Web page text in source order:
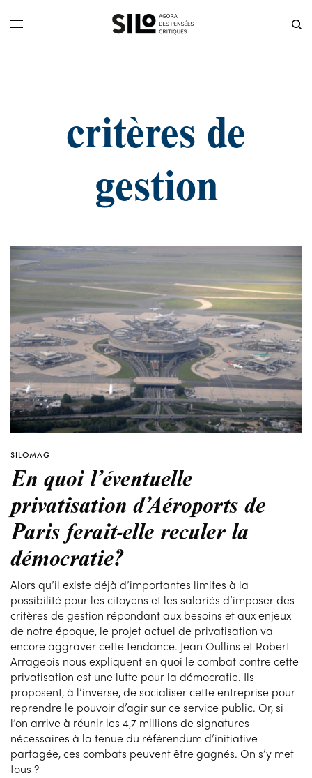
critères de
gestion
SILOMAG
En quoi l’éventuelle
privatisation d’Aéroports de
Paris ferait-elle reculer la
démocratie?
Alors qu’il existe déjà d’importantes limites à la
possibilité pour les citoyens et les salariés d’imposer des
critères de gestion répondant aux besoins et aux enjeux
de notre époque, le projet actuel de privatisation va
encore aggraver cette tendance. Jean Oullins et Robert
Arrageois nous expliquent en quoi le combat contre cette
privatisation est une lutte pour la démocratie. Ils
proposent, à l’inverse, de socialiser cette entreprise pour
reprendre le pouvoir d’agir sur ce service public. Or, si
l’on arrive à réunir les 4,7 millions de signatures
nécessaires à la tenue du référendum d’initiative
partagée, ces combats peuvent être gagnés. On s’y met
tous ?